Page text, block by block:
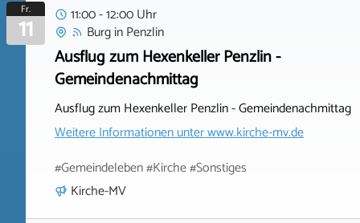
Fr.
11
11:00 - 12:00 Uhr
BurginPenzlin
Ausflug zum Hexenkeller Penzlin -
Gemeindenachmittag
Ausflug zum Hexenkeller Penzlin - Gemeindenachmittag
Weitere Informationen unterwww.kirche-mv.de
#Gemeindeleben #Kirche #Sonstiges
Kirche-MV